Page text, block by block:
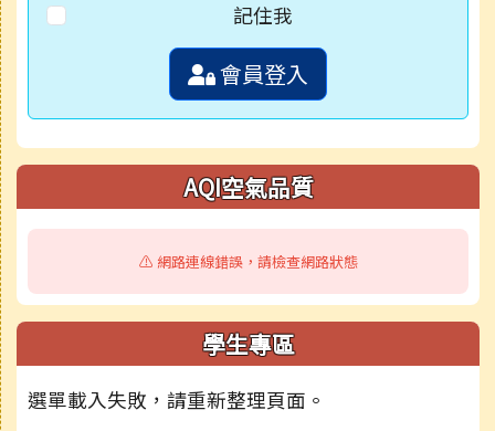
記住我
會員登入
AQI空氣品質
⚠️ 網路連線錯誤，請檢查網路狀態
學生專區
選單載入失敗，請重新整理頁面。